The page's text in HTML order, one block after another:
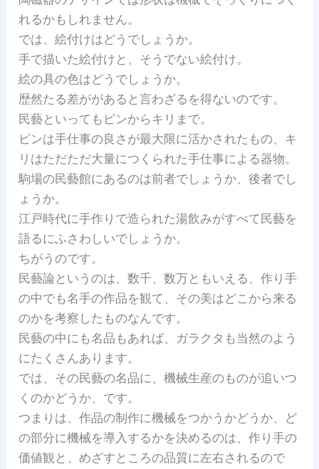
れるかもしれません。
では、絵付けはどうでしょうか。
手で描いた絵付けと、そうでない絵付け。
絵の具の色はどうでしょうか。
歴然たる差ががあると言わざるを得ないのです。
民藝といってもピンからキリまで。
ピンは手仕事の良さが最大限に活かされたもの、キ
リはただただ大量につくられた手仕事による器物。
駒場の民藝館にあるのは前者でしょうか、後者でし
ょうか。
江戸時代に手作りで造られた湯飲みがすべて民藝を
語るにふさわしいでしょうか。
ちがうのです。
民藝論というのは、数千、数万ともいえる、作り手
の中でも名手の作品を観て、その美はどこから来る
のかを考察したものなんです。
民藝の中にも名品もあれば、ガラクタも当然のよう
にたくさんあります。
では、その民藝の名品に、機械生産のものが追いつ
くのかどうか、です。
つまりは、作品の制作に機械をつかうかどうか、ど
の部分に機械を導入するかを決めるのは、作り手の
価値観と、めざすところの品質に左右されるので